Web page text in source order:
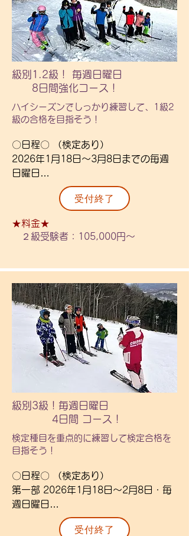
・昼食はレストランを予定しており
ます。
・最終日に検定試験となります。
・藻岩山を予定しておりますが、積雪
なります。
※スキー場変更の場合
・送迎時間は長くなります。
す。
・場所変更による金額の変更はありま
せん。
・場所変更による返金はできませんの
でご了承ください。
※兄弟・同時申込割引対象（併用不
可）
〇金額〇
3日コース：45,000円
4日コース：59,000円
中学生以上：各+4,000円
〇対象〇
も構いませんがジュニア1級取得レベ
ルの方。
（級別1.2級は受講できません）
〇定員〇
藻岩山 or 札幌国際スキー場
10：30～15：00
（準備10：00～、解散15：30）
〇詳細〇
・リフト券・昼食・送迎・1級事前
講習・合格時のバッチ代・保険付き。
・昼食はレストランを予定しており
・藻岩山を予定しておりますが、積雪
状況によっては国際スキー場に変更と
なります。
・送迎時間は長くなります。
・変更案内は直前になることもありま
す。
・場所変更による金額の変更はありま
級別1.2級！ 毎週日曜日
8日間強化コース！
ハイシーズンでしっかり練習して、1級2
級の合格を目指そう！
〇日程〇 （検定あり）
2026年1月18日～3月8日までの毎週
日曜日
全8日間　検定日3/8
継続的なレッスンで検定種目を練習
し、合格を目指そう！合格できなかっ
ことが出来ますのでこの機会にぜひご
参加ください。
※合格を保証したものではありませ
ん。
※級別1級保持者は「1級班」と同じ班
で行動します。（検定試験なし）
１級受験者：118,000円
２級受験者：105,000円
中学生以上：各+4,000円
〇対象〇
級別3級を保持している方。または同
等程度のレベルの方。
・級別1.2級受験者対象者
受付終了
★料金★
２級受験者：105,000円～
級別3級！毎週日曜日
4日間 コース！
検定種目を重点的に練習して検定合格を
目指そう！​
〇日程〇 （検定あり）
第一部 2026年1月18日～2月8日・毎
週日曜日
第二部 2026年2月15日～3月8日・毎
受付終了